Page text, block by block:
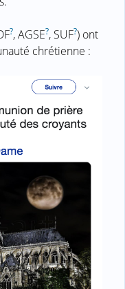
?, AGSE?, SUF?) ont
chrétienne :